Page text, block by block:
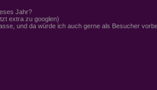
Jahr?
extra zu googlen)
und da würde ich auch gerne als Besucher